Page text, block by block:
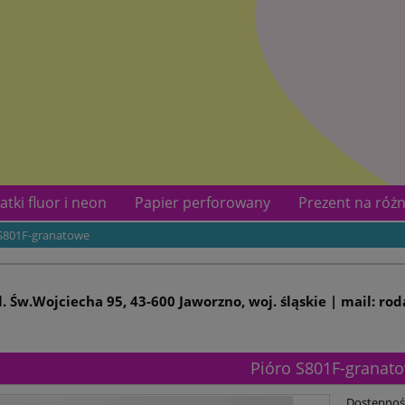
fluor i neon Papier perforowany
Prezent na
Kontakt
granatowe
Św.Wojciecha 95, 43-600 Jaworzno, woj. śląskie | mail:
Pióro S801F-